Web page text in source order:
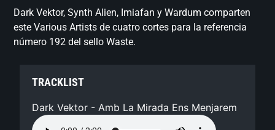
Dark Vektor, Synth Alien, Imiafan y Wardum comparten
este Various Artists de cuatro cortes para la referencia
número 192 del sello Waste.
TRACKLIST
Dark Vektor - Amb La Mirada Ens Menjarem